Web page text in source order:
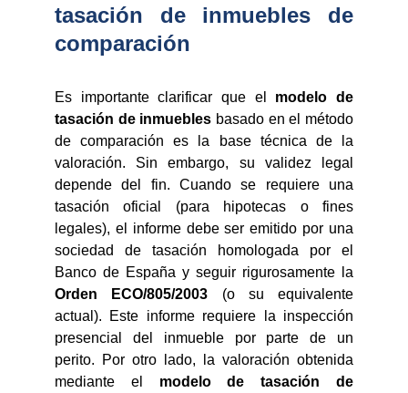
tasación de inmuebles de
comparación
Es importante clarificar que el modelo de
tasación de inmuebles basado en el método
de comparación es la base técnica de la
valoración. Sin embargo, su validez legal
depende del fin. Cuando se requiere una
tasación oficial (para hipotecas o fines
legales), el informe debe ser emitido por una
sociedad de tasación homologada por el
Banco de España y seguir rigurosamente la
Orden ECO/805/2003 (o su equivalente
actual). Este informe requiere la inspección
presencial del inmueble por parte de un
perito. Por otro lado, la valoración obtenida
mediante el modelo de tasación de